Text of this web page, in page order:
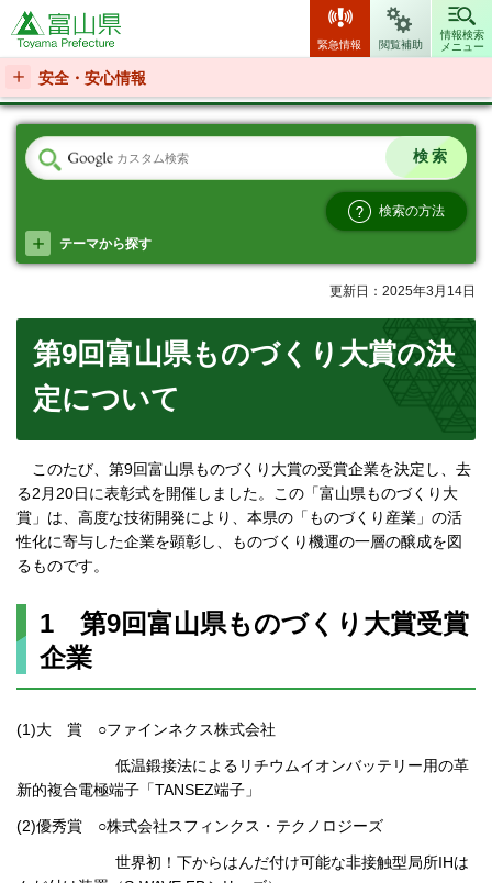
富山県
緊急情報 閲覧補助
情報検索
メニュー
安全・安心情報
検索の方法
テーマから探す
更新日：2025年3月14日
第9回富山県ものづくり大賞の決
定について
このたび、第9回富山県ものづくり大賞の受賞企業を決定し、去
る2月20日に表彰式を開催しました。この「富山県ものづくり大
賞」は、高度な技術開発により、本県の「ものづくり産業」の活
性化に寄与した企業を顕彰し、ものづくり機運の一層の醸成を図
るものです。
1 第9回富山県ものづくり大賞受賞
企業
(1)大 賞 ○ファインネクス株式会社
低温鍛接法によるリチウムイオンバッテリー用の革
新的複合電極端子「TANSEZ端子」
(2)優秀賞 ○株式会社スフィンクス・テクノロジーズ
世界初！下からはんだ付け可能な非接触型局所IHは